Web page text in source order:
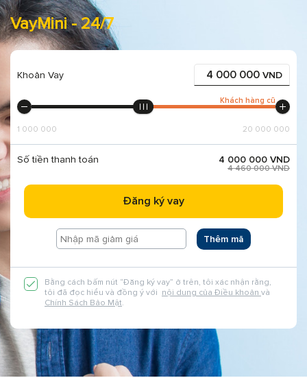
VayMini - 24/7
Khoản Vay VND
Khách hàng cũ
1 000 000 20 000 000
Số tiền thanh toán 4 000 000 VND
4 460 000VND
Đăng ký vay
Thêm mã
Bằng cách bấm nút “Đăng ký vay” ở trên, tôi xác nhận rằng,
tôi đã đọc hiểu và đồng ý với nội dung của Điều khoản và
Chính Sách Bảo Mật.